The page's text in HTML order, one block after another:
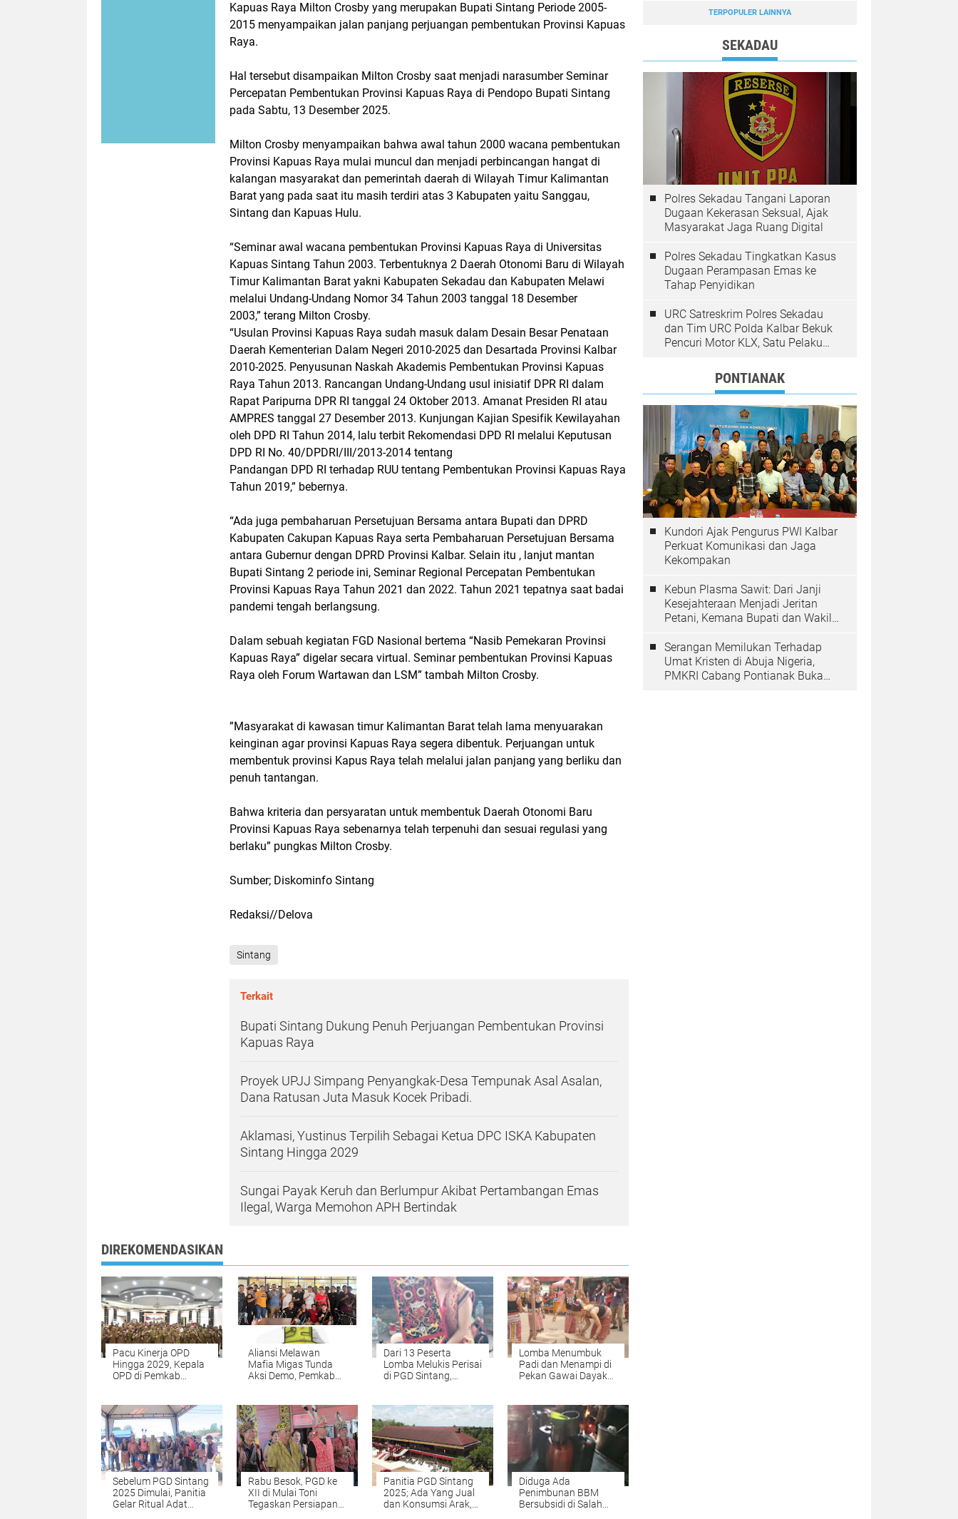
Kapuas Raya Milton Crosby yang merupakan Bupati Sintang Periode 2005-
2015 menyampaikan jalan panjang perjuangan pembentukan Provinsi Kapuas
Raya.
Hal tersebut disampaikan Milton Crosby saat menjadi narasumber Seminar
Percepatan Pembentukan Provinsi Kapuas Raya di Pendopo Bupati Sintang
pada Sabtu, 13 Desember 2025.
Milton Crosby menyampaikan bahwa awal tahun 2000 wacana pembentukan
Provinsi Kapuas Raya mulai muncul dan menjadi perbincangan hangat di
kalangan masyarakat dan pemerintah daerah di Wilayah Timur Kalimantan
Barat yang pada saat itu masih terdiri atas 3 Kabupaten yaitu Sanggau,
Sintang dan Kapuas Hulu.
“Seminar awal wacana pembentukan Provinsi Kapuas Raya di Universitas
Kapuas Sintang Tahun 2003. Terbentuknya 2 Daerah Otonomi Baru di Wilayah
Timur Kalimantan Barat yakni Kabupaten Sekadau dan Kabupaten Melawi
melalui Undang-Undang Nomor 34 Tahun 2003 tanggal 18 Desember
2003,” terang Milton Crosby.
“Usulan Provinsi Kapuas Raya sudah masuk dalam Desain Besar Penataan
Daerah Kementerian Dalam Negeri 2010-2025 dan Desartada Provinsi Kalbar
2010-2025. Penyusunan Naskah Akademis Pembentukan Provinsi Kapuas
Raya Tahun 2013. Rancangan Undang-Undang usul inisiatif DPR RI dalam
Rapat Paripurna DPR RI tanggal 24 Oktober 2013. Amanat Presiden RI atau
AMPRES tanggal 27 Desember 2013. Kunjungan Kajian Spesifik Kewilayahan
oleh DPD RI Tahun 2014, lalu terbit Rekomendasi DPD RI melalui Keputusan
DPD RI No. 40/DPDRI/III/2013-2014 tentang
Pandangan DPD RI terhadap RUU tentang Pembentukan Provinsi Kapuas Raya
Tahun 2019,” bebernya.
“Ada juga pembaharuan Persetujuan Bersama antara Bupati dan DPRD
Kabupaten Cakupan Kapuas Raya serta Pembaharuan Persetujuan Bersama
antara Gubernur dengan DPRD Provinsi Kalbar. Selain itu , lanjut mantan
Bupati Sintang 2 periode ini, Seminar Regional Percepatan Pembentukan
Provinsi Kapuas Raya Tahun 2021 dan 2022. Tahun 2021 tepatnya saat badai
pandemi tengah berlangsung.
Dalam sebuah kegiatan FGD Nasional bertema “Nasib Pemekaran Provinsi
Kapuas Raya” digelar secara virtual. Seminar pembentukan Provinsi Kapuas
Raya oleh Forum Wartawan dan LSM” tambah Milton Crosby.
”Masyarakat di kawasan timur Kalimantan Barat telah lama menyuarakan
keinginan agar provinsi Kapuas Raya segera dibentuk. Perjuangan untuk
membentuk provinsi Kapus Raya telah melalui jalan panjang yang berliku dan
penuh tantangan.
Bahwa kriteria dan persyaratan untuk membentuk Daerah Otonomi Baru
Provinsi Kapuas Raya sebenarnya telah terpenuhi dan sesuai regulasi yang
berlaku” pungkas Milton Crosby.
Sumber; Diskominfo Sintang
Redaksi//Delova
Sintang
Terkait
Bupati Sintang Dukung Penuh Perjuangan Pembentukan Provinsi
Kapuas Raya
Proyek UPJJ Simpang Penyangkak-Desa Tempunak Asal Asalan,
Dana Ratusan Juta Masuk Kocek Pribadi.
Aklamasi, Yustinus Terpilih Sebagai Ketua DPC ISKA Kabupaten
Sintang Hingga 2029
Sungai Payak Keruh dan Berlumpur Akibat Pertambangan Emas
Ilegal, Warga Memohon APH Bertindak
DIREKOMENDASIKAN
Pacu Kinerja OPD
Hingga 2029, Kepala
OPD di Pemkab
Bupati Sintang
Aliansi Melawan
Mafia Migas Tunda
Aksi Demo, Pemkab
Distribusi BBM dan
LPG 3 Kg
Dari 13 Peserta
Lomba Melukis Perisai
di PGD Sintang,
Lomba Menumbuk
Padi dan Menampi di
Pekan Gawai Dayak
Kayan Hilir
Sebelum PGD Sintang
2025 Dimulai, Panitia
Gelar Ritual Adat
Rabu Besok, PGD ke
XII di Mulai Toni
Tegaskan Persiapan
Panitia PGD Sintang
2025; Ada Yang Jual
dan Konsumsi Arak,
Diduga Ada
Penimbunan BBM
Bersubsidi di Salah
TERPOPULER LAINNYA
SEKADAU
Polres Sekadau Tangani Laporan
Dugaan Kekerasan Seksual, Ajak
Masyarakat Jaga Ruang Digital
Polres Sekadau Tingkatkan Kasus
Dugaan Perampasan Emas ke
Tahap Penyidikan
URC Satreskrim Polres Sekadau
dan Tim URC Polda Kalbar Bekuk
Pencuri Motor KLX, Satu Pelaku
PONTIANAK
Kundori Ajak Pengurus PWI Kalbar
Perkuat Komunikasi dan Jaga
Kekompakan
Kebun Plasma Sawit: Dari Janji
Kesejahteraan Menjadi Jeritan
Petani, Kemana Bupati dan Wakil
Serangan Memilukan Terhadap
Umat Kristen di Abuja Nigeria,
PMKRI Cabang Pontianak Buka